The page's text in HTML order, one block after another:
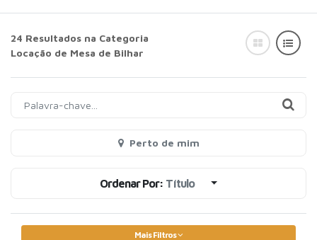
24 Resultados na Categoria
Locação de Mesa de Bilhar
Perto de mim
Ordenar Por: Título
Mais Filtros